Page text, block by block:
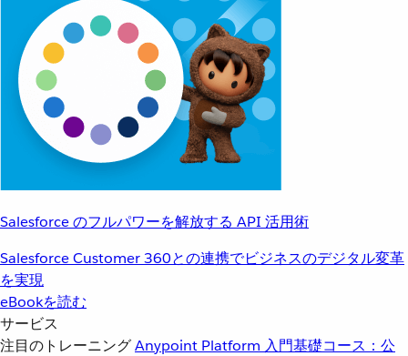
Salesforce のフルパワーを解放する API 活用術
Salesforce Customer 360との連携でビジネスのデジタル変革
を実現
eBookを読む
サービス
注目のトレーニングAnypoint Platform 入門基礎コース：公